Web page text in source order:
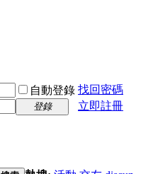
自動登錄 找回密碼
登錄
立即註冊